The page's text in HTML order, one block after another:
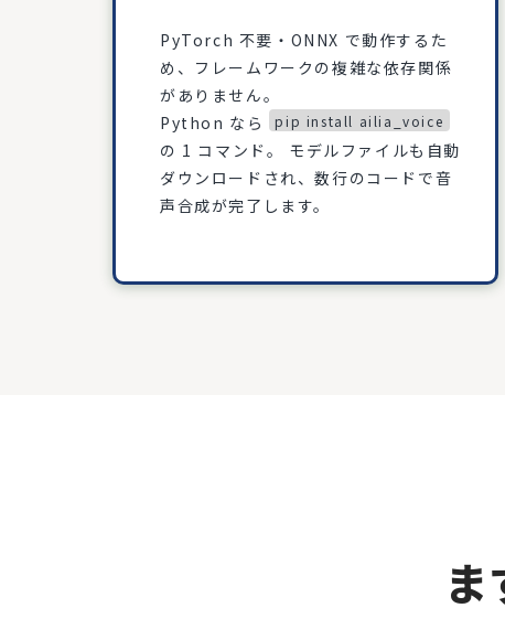
PyTorch 不要・ONNX で動作するた
め、フレームワークの複雑な依存関係
がありません。
Python なら
pip install ailia_voice
の 1 コマンド。 モデルファイルも自動
ダウンロードされ、数行のコードで音
声合成が完了します。